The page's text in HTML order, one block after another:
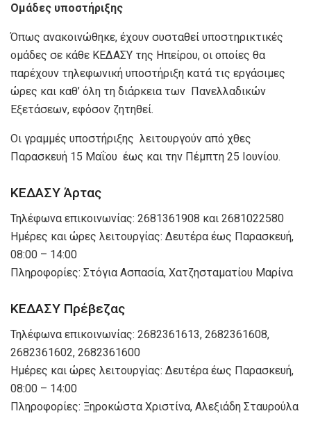
Ομάδες υποστήριξης
Όπως ανακοινώθηκε, έχουν συσταθεί υποστηρικτικές
ομάδες σε κάθε ΚΕΔΑΣΥ της Ηπείρου, οι οποίες θα
παρέχουν τηλεφωνική υποστήριξη κατά τις εργάσιμες
ώρες και καθ’ όλη τη διάρκεια των Πανελλαδικών
Εξετάσεων, εφόσον ζητηθεί.
Οι γραμμές υποστήριξης λειτουργούν από χθες
Παρασκευή 15 Μαΐου έως και την Πέμπτη 25 Ιουνίου.
ΚΕΔΑΣΥ Άρτας
Τηλέφωνα επικοινωνίας: 2681361908 και 2681022580
Ημέρες και ώρες λειτουργίας: Δευτέρα έως Παρασκευή,
08:00 – 14:00
Πληροφορίες: Στόγια Ασπασία, Χατζησταματίου Μαρίνα
ΚΕΔΑΣΥ Πρέβεζας
Τηλέφωνα επικοινωνίας: 2682361613, 2682361608,
2682361602, 2682361600
Ημέρες και ώρες λειτουργίας: Δευτέρα έως Παρασκευή,
08:00 – 14:00
Πληροφορίες: Ξηροκώστα Χριστίνα, Αλεξιάδη Σταυρούλα